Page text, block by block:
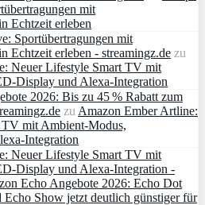
mit
Echtzeit erleben
Sportübertragungen mit
Echtzeit erleben - streamingz.de zu
Neuer Lifestyle Smart TV mit
und Alexa‑Integration
2026: Bis zu 45 % Rabatt zum
zu Amazon Ember Artline:
mit Ambient‑Modus,
Neuer Lifestyle Smart TV mit
und Alexa‑Integration -
Echo Angebote 2026: Echo Dot
Show jetzt deutlich günstiger für